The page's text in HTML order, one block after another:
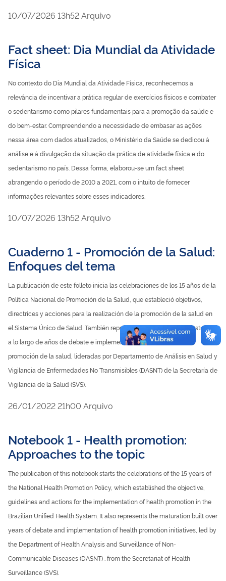
publicado
10/07/2026 13h52Arquivo
Fact sheet: Dia Mundial da Atividade
Física
No contexto do Dia Mundial da Atividade Física, reconhecemos a
relevância de incentivar a prática regular de exercícios físicos e combater
o sedentarismo como pilares fundamentais para a promoção da saúde e
do bem-estar. Compreendendo a necessidade de embasar as ações
nessa área com dados atualizados, o Ministério da Saúde se dedicou à
análise e à divulgação da situação da prática de atividade física e do
sedentarismo no país. Dessa forma, elaborou-se um fact sheet
abrangendo o período de 2010 a 2021, com o intuito de fornecer
informações relevantes sobre esses indicadores.
publicado
10/07/2026 13h52Arquivo
Cuaderno 1 - Promoción de la Salud:
Enfoques del tema
La publicación de este folleto inicia las celebraciones de los 15 años de la
Política Nacional de Promoción de la Salud, que estableció objetivos,
directrices y acciones para la realización de la promoción de la salud en
el Sistema Único de Salud. También representa la maduración construida
a lo largo de años de debate e implementación de iniciativas de
promoción de la salud, lideradas por Departamento de Análisis en Salud y
Vigilancia de Enfermedades No Transmisibles (DASNT) de la Secretaría de
Vigilancia de la Salud (SVS).
publicado
26/01/2022 21h00 Arquivo
Notebook 1 - Health promotion:
Approaches to the topic
The publication of this notebook starts the celebrations of the 15 years of
the National Health Promotion Policy, which established the objective,
guidelines and actions for the implementation of health promotion in the
Brazilian Unified Health System. It also represents the maturation built over
years of debate and implementation of health promotion initiatives, led by
the Department of Health Analysis and Surveillance of Non-
Communicable Diseases (DASNT) . from the Secretariat of Health
Surveillance (SVS).